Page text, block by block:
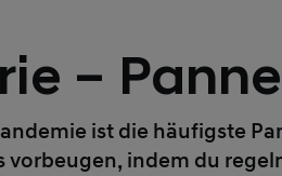
–
ist die häufigste
vorbeugen, indem du